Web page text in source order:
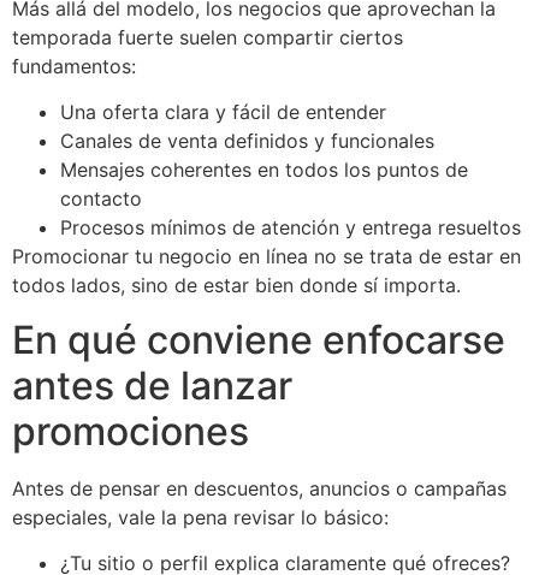
Más allá del modelo, los negocios que aprovechan la
temporada fuerte suelen compartir ciertos
fundamentos:
Una oferta clara y fácil de entender
Canales de venta definidos y funcionales
Mensajes coherentes en todos los puntos de
contacto
Procesos mínimos de atención y entrega resueltos
Promocionar tu negocio en línea no se trata de estar en
todos lados, sino de estar bien donde sí importa.
En qué conviene enfocarse
antes de lanzar
promociones
Antes de pensar en descuentos, anuncios o campañas
especiales, vale la pena revisar lo básico:
¿Tu sitio o perfil explica claramente qué ofreces?